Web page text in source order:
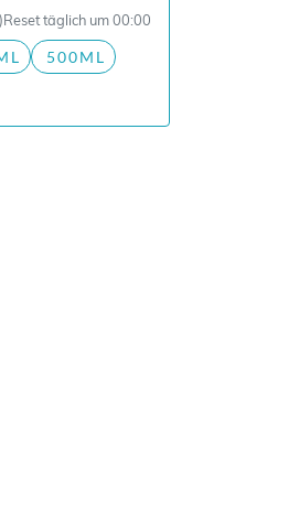
Reset täglich um 00:00
500ML